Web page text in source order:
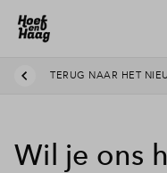
TERUG NAAR HET
Wil je ons